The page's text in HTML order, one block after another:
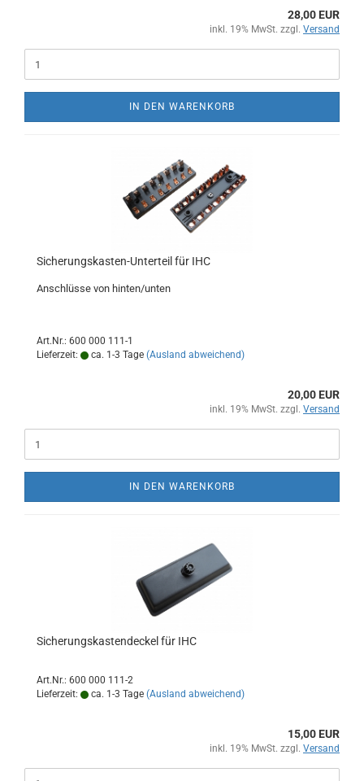
28,00 EUR
inkl. 19% MwSt. zzgl. Versand
IN DEN WARENKORB
Sicherungskasten-Unterteil für IHC
Anschlüsse von hinten/unten
Art.Nr.: 600 000 111-1
Lieferzeit:
ca. 1-3 Tage (Ausland abweichend)
20,00 EUR
inkl. 19% MwSt. zzgl. Versand
IN DEN WARENKORB
Sicherungskastendeckel für IHC
Art.Nr.: 600 000 111-2
Lieferzeit:
ca. 1-3 Tage (Ausland abweichend)
15,00 EUR
inkl. 19% MwSt. zzgl. Versand